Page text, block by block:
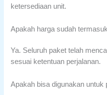
ketersediaan unit.
Apakah harga sudah
Ya. Seluruh paket telah
sesuai ketentuan perjalanan.
Apakah bisa digunakan untuk